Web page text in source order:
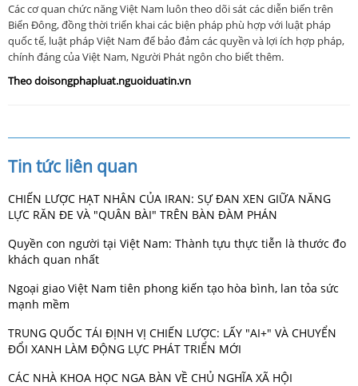
Các cơ quan chức năng Việt Nam luôn theo dõi sát các diễn biến trên
Biển Đông, đồng thời triển khai các biện pháp phù hợp với luật pháp
quốc tế, luật pháp Việt Nam để bảo đảm các quyền và lợi ích hợp pháp,
chính đáng của Việt Nam, Người Phát ngôn cho biết thêm.
Theo doisongphapluat.nguoiduatin.vn
Tin tức liên quan
CHIẾN LƯỢC HẠT NHÂN CỦA IRAN: SỰ ĐAN XEN GIỮA NĂNG
LỰC RĂN ĐE VÀ "QUÂN BÀI" TRÊN BÀN ĐÀM PHÁN
Quyền con người tại Việt Nam: Thành tựu thực tiễn là thước đo
khách quan nhất
Ngoại giao Việt Nam tiên phong kiến tạo hòa bình, lan tỏa sức
mạnh mềm
TRUNG QUỐC TÁI ĐỊNH VỊ CHIẾN LƯỢC: LẤY "AI+" VÀ CHUYỂN
ĐỔI XANH LÀM ĐỘNG LỰC PHÁT TRIỂN MỚI
CÁC NHÀ KHOA HỌC NGA BÀN VỀ CHỦ NGHĨA XÃ HỘI